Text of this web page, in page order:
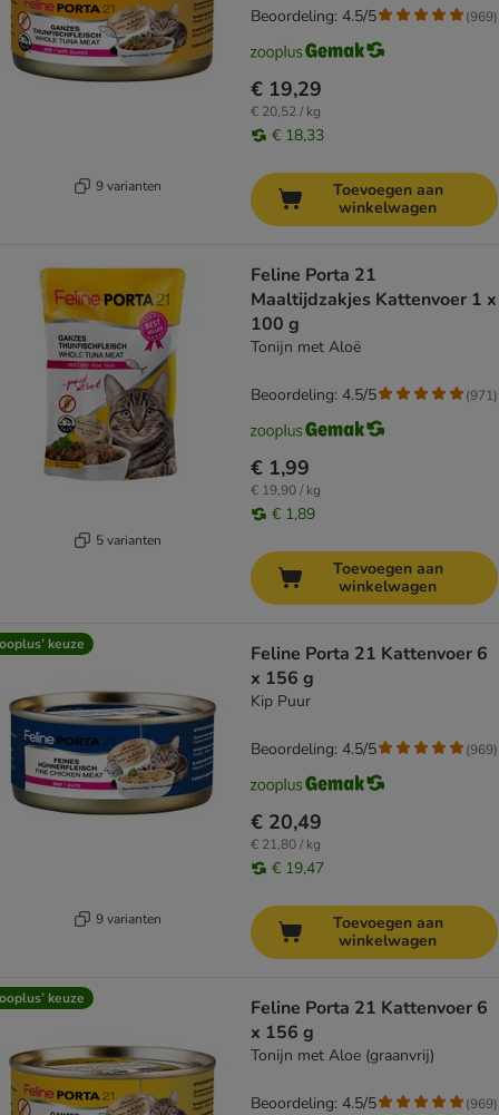
9 varianten
€ 19,29
€ 20,52 / kg
€ 18,33
Beoordeling: 4.5/5 (969)
Toevoegen aan
winkelwagen
5 varianten
Feline Porta 21
Maaltijdzakjes Kattenvoer 1 x
100 g
Tonijn met Aloë
€ 1,99
€ 19,90 / kg
€ 1,89
Beoordeling: 4.5/5 (971)
Toevoegen aan
winkelwagen
keuze
9 varianten
Feline Porta 21 Kattenvoer 6
x 156 g
Kip Puur
€ 20,49
€ 21,80 / kg
€ 19,47
Beoordeling: 4.5/5 (969)
Toevoegen aan
winkelwagen
keuze
Feline Porta 21 Kattenvoer 6
x 156 g
Tonijn met Aloe (graanvrij)
Beoordeling: 4.5/5 (969)